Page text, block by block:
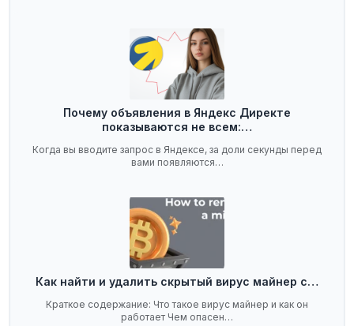
Почему объявления в Яндекс Директе
показываются не всем:…
Когда вы вводите запрос в Яндексе, за доли секунды перед
вами появляются…
Как найти и удалить скрытый вирус майнер с…
Краткое содержание: Что такое вирус майнер и как он
работает Чем опасен…